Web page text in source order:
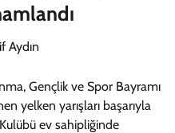
Aydın
Gençlik ve Spor Bayramı
yelken yarışları başarıyla
ev sahipliğinde